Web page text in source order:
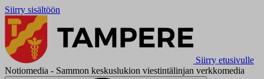
Siirry sisältöön
Siirry etusivulle
Notiomedia - Sammon keskuslukion viestintälinjan verkkomedia